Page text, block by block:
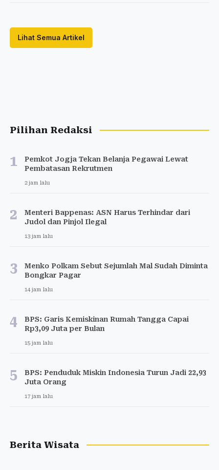
Lihat Semua Artikel
Pilihan Redaksi
1
Pemkot Jogja Tekan Belanja Pegawai Lewat
Pembatasan Rekrutmen
2 jam lalu
2
Menteri Bappenas: ASN Harus Terhindar dari
Judol dan Pinjol Ilegal
13 jam lalu
3
Menko Polkam Sebut Sejumlah Mal Sudah Diminta
Bongkar Pagar
14 jam lalu
4
BPS: Garis Kemiskinan Rumah Tangga Capai
Rp3,09 Juta per Bulan
15 jam lalu
5
BPS: Penduduk Miskin Indonesia Turun Jadi 22,93
Juta Orang
17 jam lalu
Berita Wisata